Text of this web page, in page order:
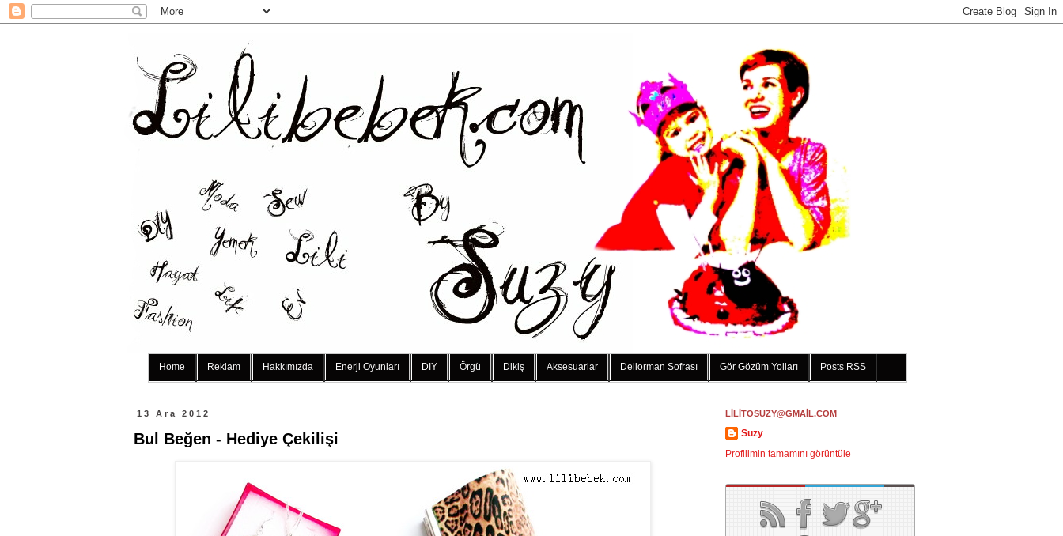
Home Reklam Hakkımızda Enerji Oyunları DIY Örgü Dikiş Aksesuarlar Deliorman Sofrası Gör Gözüm Yolları Posts RSS
13 Ara 2012
Bul Beğen - Hediye Çekilişi
LİLİTOSUZY@GMAİL.COM
Suzy
Profilimin tamamını görüntüle